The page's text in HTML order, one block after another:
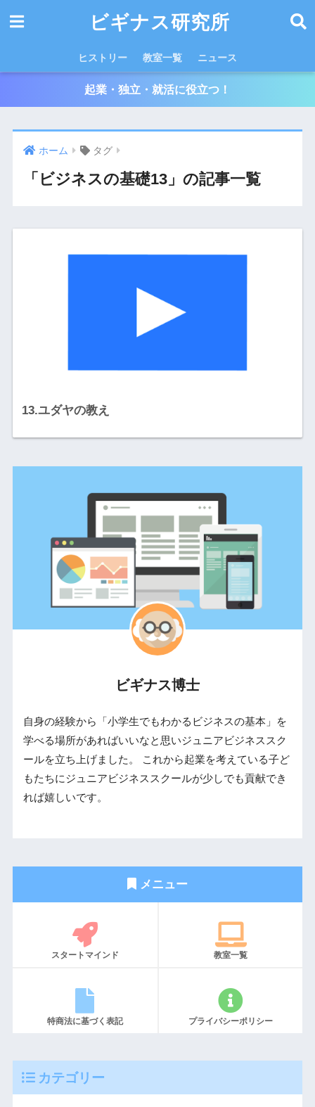
ビギナス研究所
ヒストリー 教室一覧 ニュース
起業・独立・就活に役立つ！
ホーム タグ
「ビジネスの基礎13」の記事一覧
13.ユダヤの教え
ビギナス博士
自身の経験から「小学生でもわかるビジネスの基本」を
学べる場所があればいいなと思いジュニアビジネススク
ールを立ち上げました。 これから起業を考えている子ど
もたちにジュニアビジネススクールが少しでも貢献でき
れば嬉しいです。
メニュー
スタートマインド 教室一覧
特商法に基づく表記 プライバシーポリシー
カテゴリー